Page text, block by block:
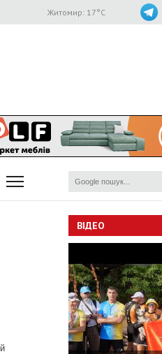
Житомир: 17°C
ВІДЕО